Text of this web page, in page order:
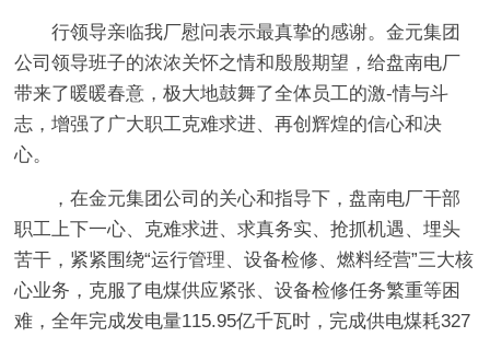
行领导亲临我厂慰问表示最真挚的感谢。金元集团
公司领导班子的浓浓关怀之情和殷殷期望，给盘南电厂
带来了暖暖春意，极大地鼓舞了全体员工的激-情与斗
志，增强了广大职工克难求进、再创辉煌的信心和决
心。
，在金元集团公司的关心和指导下，盘南电厂干部
职工上下一心、克难求进、求真务实、抢抓机遇、埋头
苦干，紧紧围绕“运行管理、设备检修、燃料经营”三大核
心业务，克服了电煤供应紧张、设备检修任务繁重等困
难，全年完成发电量115.95亿千瓦时，完成供电煤耗327